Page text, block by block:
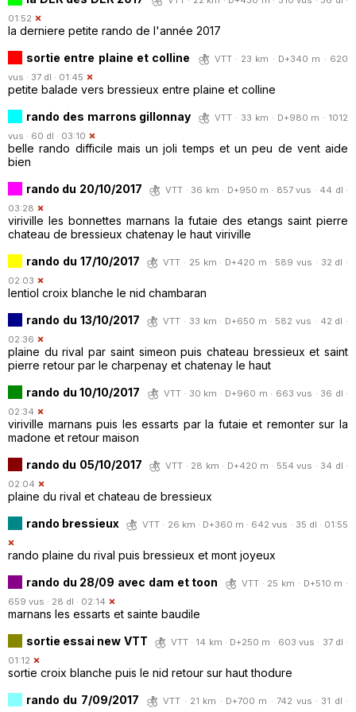
01:52
la derniere petite rando de l'année 2017
sortie entre plaine et colline
VTT · 23 km · D+340 m · 620
vus · 37 dl · 01:45
petite balade vers bressieux entre plaine et colline
rando des marrons gillonnay
VTT · 33 km · D+980 m · 1012
vus · 60 dl · 03:10
belle rando difficile mais un joli temps et un peu de vent aide
bien
rando du 20/10/2017
VTT · 36 km · D+950 m · 857 vus · 44 dl ·
03:28
viriville les bonnettes marnans la futaie des etangs saint pierre
chateau de bressieux chatenay le haut viriville
rando du 17/10/2017
VTT · 25 km · D+420 m · 589 vus · 32 dl ·
02:03
lentiol croix blanche le nid chambaran
rando du 13/10/2017
VTT · 33 km · D+650 m · 582 vus · 42 dl ·
02:36
plaine du rival par saint simeon puis chateau bressieux et saint
pierre retour par le charpenay et chatenay le haut
rando du 10/10/2017
VTT · 30 km · D+960 m · 663 vus · 36 dl ·
02:34
viriville marnans puis les essarts par la futaie et remonter sur la
madone et retour maison
rando du 05/10/2017
VTT · 28 km · D+420 m · 554 vus · 34 dl ·
02:04
plaine du rival et chateau de bressieux
rando bressieux
VTT · 26 km · D+360 m · 642 vus · 35 dl · 01:55
rando plaine du rival puis bressieux et mont joyeux
rando du 28/09 avec dam et toon
VTT · 25 km · D+510 m ·
659 vus · 28 dl · 02:14
marnans les essarts et sainte baudile
sortie essai new VTT
VTT · 14 km · D+250 m · 603 vus · 37 dl ·
01:12
sortie croix blanche puis le nid retour sur haut thodure
rando du 7/09/2017
VTT · 21 km · D+700 m · 742 vus · 31 dl ·